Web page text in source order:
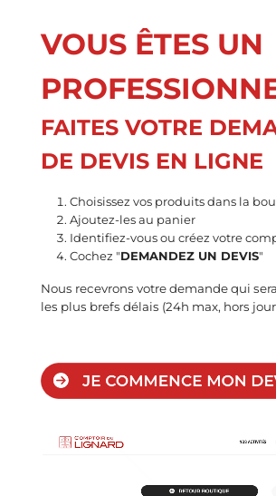
VOUS ÊTES UN
FAITES VOTRE
DE DEVIS EN LIGNE
Choisissez vos produits dans la
Ajoutez-les au panier
Identifiez-vous ou créez votre
Cochez "DEMANDEZ UN DEVIS"
Nous recevrons votre demande qui
les plus brefs délais (24h max, hors